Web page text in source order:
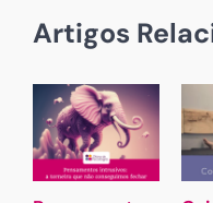
Artigos